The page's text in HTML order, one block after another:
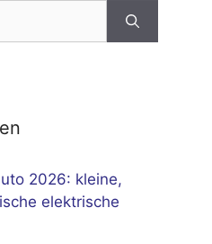
2026: kleine,
elektrische